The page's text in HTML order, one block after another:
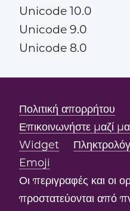
Unicode 10.0
Unicode 9.0
Unicode 8.0
Πολιτική απορρήτου
Επικοινωνήστε μαζί
Widget
Emoji
Οι περιγραφές και οι
προστατεύονται από